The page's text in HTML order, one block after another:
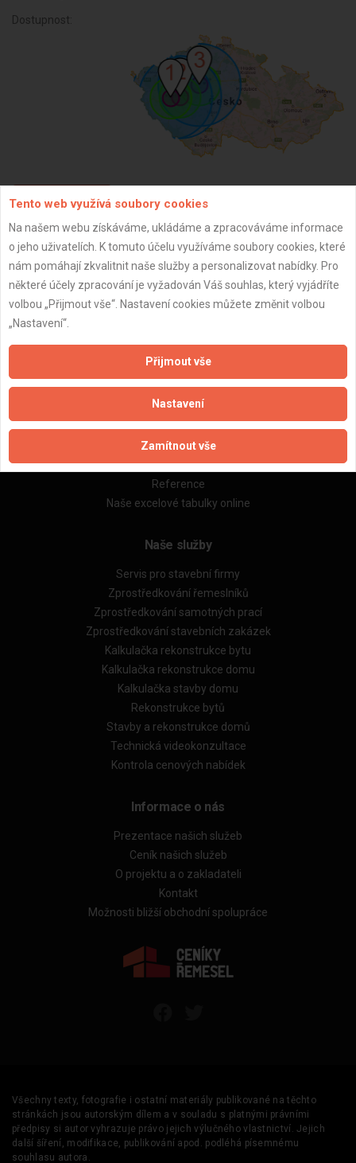
Dostupnost:
ZPĚT
Aktualizováno z portálu ARES dne 26.12.2024 15:09:10
Důležité informace
Naše firmy a řemeslníci
Zpracování a ochrana osobních údajů
Zásady pro používání souborů cookie
Obchodní podmínky (zprostředkování)
Obchodní podmínky (rozpočtování)
Reference
Naše excelové tabulky online
Naše služby
Servis pro stavební firmy
Zprostředkování řemeslníků
Zprostředkování samotných prací
Zprostředkování stavebních zakázek
Kalkulačka rekonstrukce bytu
Kalkulačka rekonstrukce domu
Kalkulačka stavby domu
Rekonstrukce bytů
Stavby a rekonstrukce domů
Technická videokonzultace
Kontrola cenových nabídek
Informace o nás
Prezentace našich služeb
Ceník našich služeb
O projektu a o zakladateli
Kontakt
Možnosti bližší obchodní spolupráce
Všechny texty, fotografie i ostatní materiály publikované na těchto
stránkách jsou autorským dílem a v souladu s platnými právními
předpisy si autor vyhrazuje právo jejich výlučného vlastnictví. Jejich
další šíření, modifikace, publikování apod. podléhá písemnému
souhlasu autora.
Tento web využívá soubory cookies
Na našem webu získáváme, ukládáme a zpracováváme informace
o jeho uživatelích. K tomuto účelu využíváme soubory cookies, které
nám pomáhají zkvalitnit naše služby a personalizovat nabídky. Pro
některé účely zpracování je vyžadován Váš souhlas, který vyjádříte
volbou „Přijmout vše“. Nastavení cookies můžete změnit volbou
„Nastavení“.
Přijmout vše
Nastavení
Zamítnout vše